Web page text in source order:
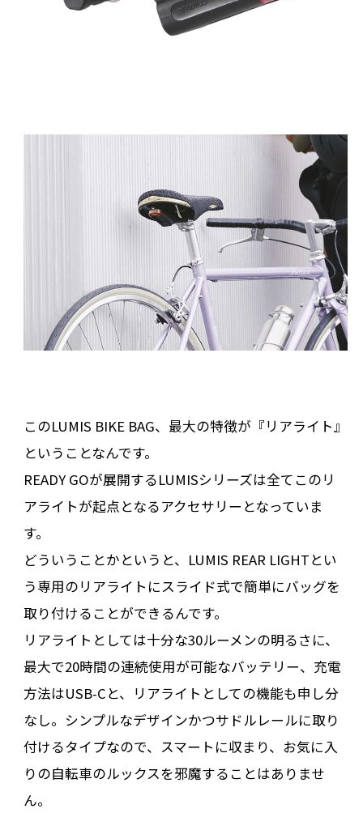
このLUMIS BIKE BAG、最大の特徴が『リアライト』
ということなんです。
READY GOが展開するLUMISシリーズは全てこのリ
アライトが起点となるアクセサリーとなっていま
す。
どういうことかというと、LUMIS REAR LIGHTとい
う専用のリアライトにスライド式で簡単にバッグを
取り付けることができるんです。
リアライトとしては十分な30ルーメンの明るさに、
最大で20時間の連続使用が可能なバッテリー、充電
方法はUSB-Cと、リアライトとしての機能も申し分
なし。シンプルなデザインかつサドルレールに取り
付けるタイプなので、スマートに収まり、お気に入
りの自転車のルックスを邪魔することはありませ
ん。